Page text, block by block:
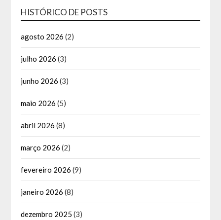
HISTÓRICO DE POSTS
agosto 2026 (2)
julho 2026 (3)
junho 2026 (3)
maio 2026 (5)
abril 2026 (8)
março 2026 (2)
fevereiro 2026 (9)
janeiro 2026 (8)
dezembro 2025 (3)